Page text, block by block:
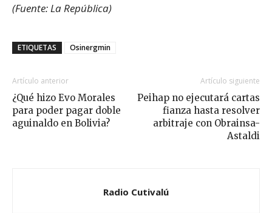
(Fuente: La República)
ETIQUETAS Osinergmin
Artículo anterior
¿Qué hizo Evo Morales
para poder pagar doble
aguinaldo en Bolivia?
Artículo siguiente
Peihap no ejecutará cartas
fianza hasta resolver
arbitraje con Obrainsa-
Astaldi
Radio Cutivalú